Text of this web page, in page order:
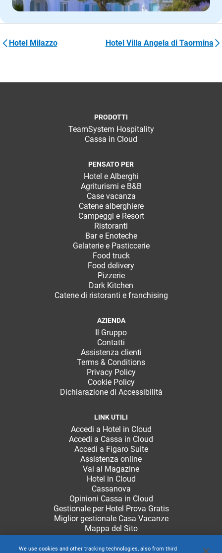
Hotel Milazzo Hotel Villa Angela di Taormina
PRODOTTI
TeamSystem Hospitality
Cassa in Cloud
PENSATO PER
Hotel e Alberghi
Agriturismi e B&B
Case vacanza
Catene alberghiere
Campeggi e Resort
Ristoranti
Bar e Enoteche
Gelaterie e Pasticcerie
Food truck
Food delivery
Pizzerie
Dark Kitchen
Catene di ristoranti e franchising
AZIENDA
Il Gruppo
Contatti
Assistenza clienti
Terms & Conditions
Privacy Policy
Cookie Policy
Dichiarazione di Accessibilità
LINK UTILI
Accedi a Hotel in Cloud
Accedi a Cassa in Cloud
Accedi a Figaro Suite
Assistenza online
Vai al Magazine
Hotel in Cloud
Cassanova
Opinioni Cassa in Cloud
Gestionale per Hotel Prova Gratis
Miglior gestionale Casa Vacanze
Mappa del Sito
We use cookies and other tracking technologies, also from third